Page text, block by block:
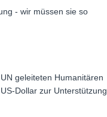
- wir müssen sie so
geleiteten Humanitären
Dollar zur Unterstützung